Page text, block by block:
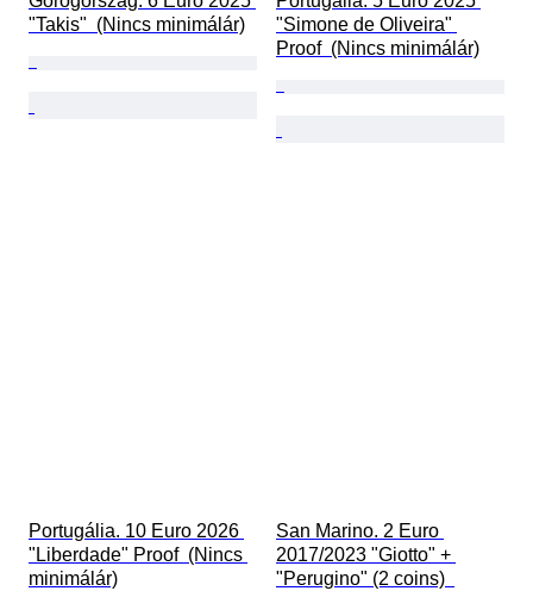
"Takis"  (Nincs minimálár)
"Simone de Oliveira"
Proof  (Nincs minimálár)
Portugália. 10 Euro 2026
"Liberdade" Proof  (Nincs
minimálár)
San Marino. 2 Euro
2017/2023 "Giotto" +
"Perugino" (2 coins)